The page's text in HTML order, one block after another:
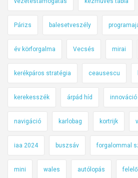
Párizs balesetveszély
év körforgalma Vecsés mirai
kerékpáros stratégia ceausescu
kerekesszék árpád híd innováció
navigáció karlobag kortrijk
iaa 2024 buszsáv forgalommal
mini wales autólopás